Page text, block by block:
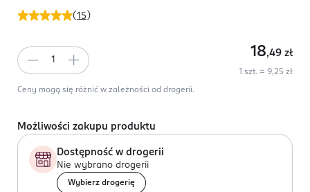
(15 )
18,49 zł
1 szt. = 9,25 zł
Ceny mogą się różnić w zależności od drogerii.
Możliwości zakupu produktu
Dostępność w drogerii
Nie wybrano drogerii
Wybierz drogerię